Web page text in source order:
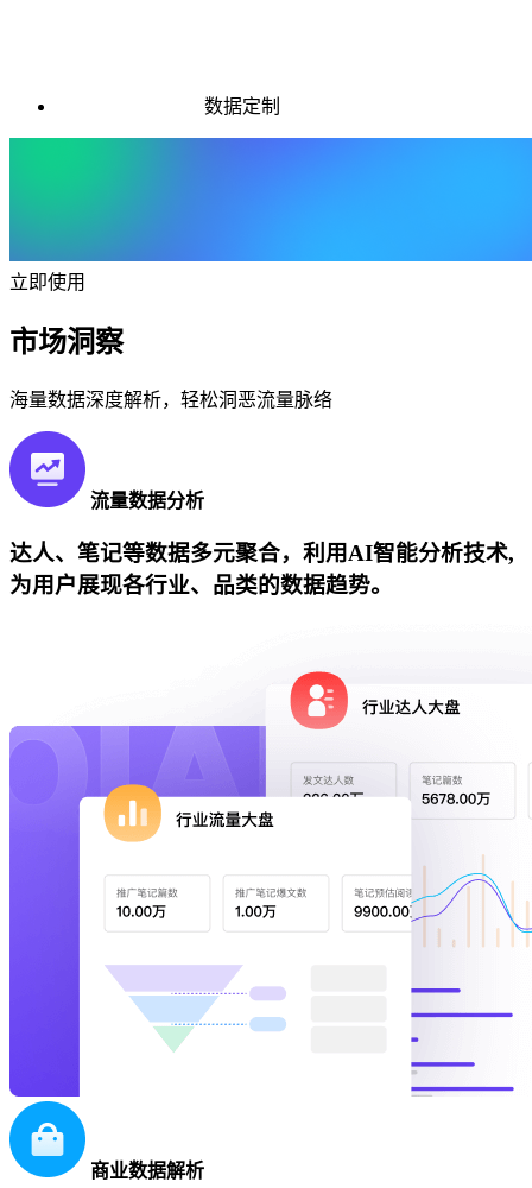
数据定制
立即使用
市场洞察
海量数据深度解析，轻松洞恶流量脉络
流量数据分析
达人、笔记等数据多元聚合，利用AI智能分析技术,
为用户展现各行业、品类的数据趋势。
商业数据解析